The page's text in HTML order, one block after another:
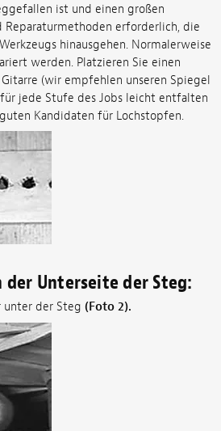
ist und einen großen
Reparaturmethoden erforderlich, die
hinausgehen. Normalerweise
werden. Platzieren Sie einen
(wir empfehlen unseren Spiegel
für jede Stufe des Jobs leicht entfalten
Kandidaten für Lochstopfen.
der Unterseite der Steg:
unter der Steg (Foto 2).